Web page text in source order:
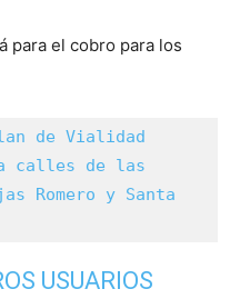
para el cobro para los
de Vialidad
calles de las
Romero y Santa
USUARIOS